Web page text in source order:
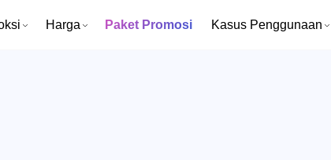
Harga Paket Promosi Kasus Penggunaan